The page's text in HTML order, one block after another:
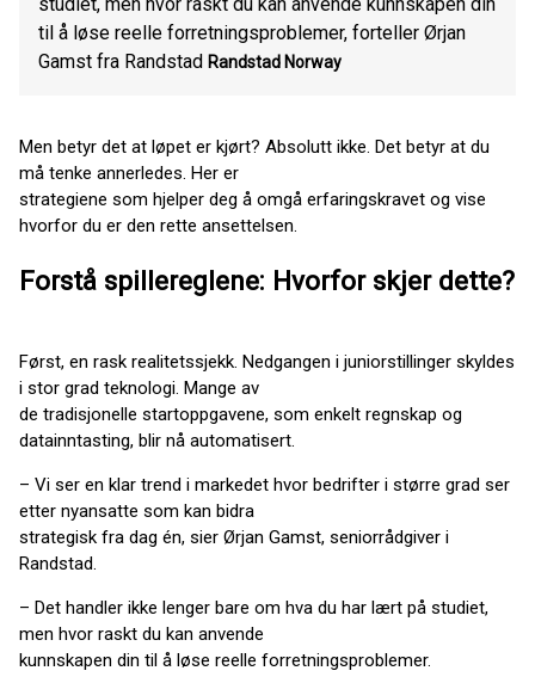
til å løse reelle forretningsproblemer, forteller Ørjan
Gamst fra Randstad Randstad Norway
Men betyr det at løpet er kjørt? Absolutt ikke. Det betyr at du
må tenke annerledes. Her er
strategiene som hjelper deg å omgå erfaringskravet og vise
hvorfor du er den rette ansettelsen.
Forstå spillereglene: Hvorfor skjer dette?
Først, en rask realitetssjekk. Nedgangen i juniorstillinger skyldes
i stor grad teknologi. Mange av
de tradisjonelle startoppgavene, som enkelt regnskap og
datainntasting, blir nå automatisert.
– Vi ser en klar trend i markedet hvor bedrifter i større grad ser
etter nyansatte som kan bidra
strategisk fra dag én, sier Ørjan Gamst, seniorrådgiver i
Randstad.
– Det handler ikke lenger bare om hva du har lært på studiet,
men hvor raskt du kan anvende
kunnskapen din til å løse reelle forretningsproblemer.